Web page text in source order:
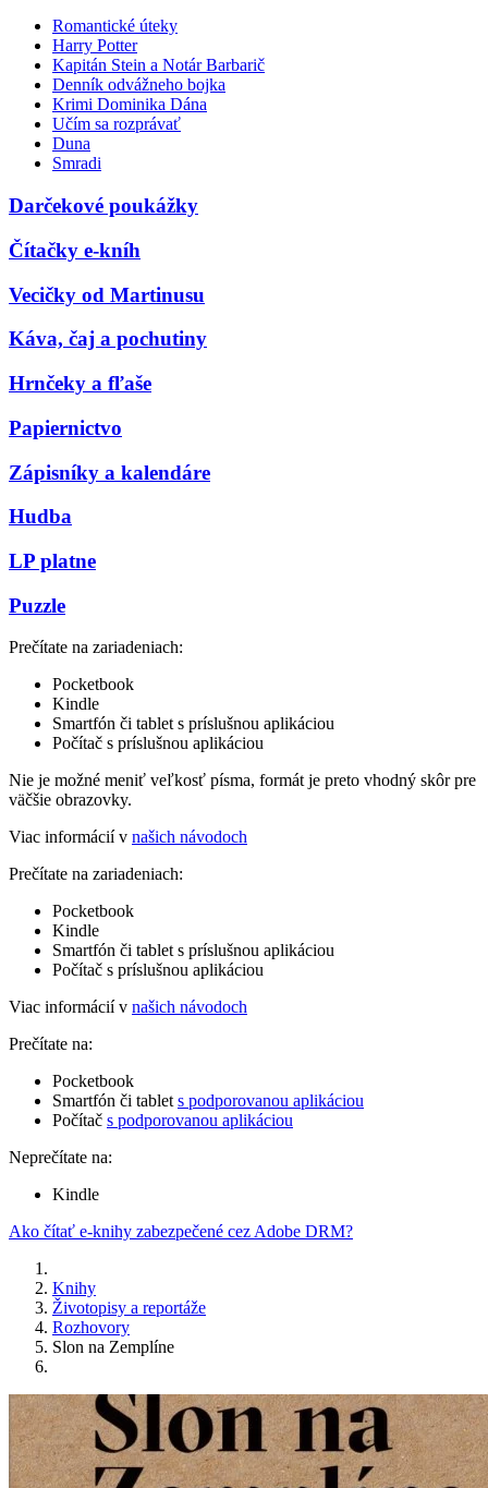
Romantické úteky
Harry Potter
Kapitán Stein a Notár Barbarič
Denník odvážneho bojka
Krimi Dominika Dána
Učím sa rozprávať
Duna
Smradi
Darčekové poukážky
Čítačky e-kníh
Vecičky od Martinusu
Káva, čaj a pochutiny
Hrnčeky a fľaše
Papiernictvo
Zápisníky a kalendáre
Hudba
LP platne
Puzzle
Prečítate na zariadeniach:
Pocketbook
Kindle
Smartfón či tablet s príslušnou aplikáciou
Počítač s príslušnou aplikáciou
Nie je možné meniť veľkosť písma, formát je preto vhodný skôr pre
väčšie obrazovky.
Viac informácií v našich návodoch
Prečítate na zariadeniach:
Pocketbook
Kindle
Smartfón či tablet s príslušnou aplikáciou
Počítač s príslušnou aplikáciou
Viac informácií v našich návodoch
Prečítate na:
Pocketbook
Smartfón či tablet s podporovanou aplikáciou
Počítač s podporovanou aplikáciou
Neprečítate na:
Kindle
Ako čítať e-knihy zabezpečené cez Adobe DRM?
Knihy
Životopisy a reportáže
Rozhovory
Slon na Zemplíne